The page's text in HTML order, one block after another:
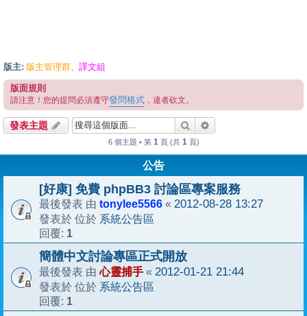
版主: 版主管理群、 譯文組
版面規則
請注意！您的提問必須遵守發問格式 ，違者砍文。
發表主題 搜尋
6 個主題 • 第 1 頁 (共 1 頁)
公告
[好康] 免費 phpBB3 討論區專案服務
最後發表 由 tonylee5566 « 2012-08-28 13:27
發表於 位於 系統公告區
回覆: 1
簡體中文討論專區正式開放
最後發表 由心靈捕手 « 2012-01-21 21:44
發表於 位於 系統公告區
回覆: 1